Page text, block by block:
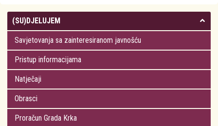
(SU)DJELUJEM
Savjetovanja sa zainteresiranom javnošću
Pristup informacijama
Natječaji
Obrasci
Proračun Grada Krka